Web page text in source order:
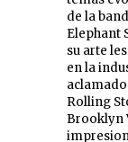
de la
Elephant
su arte
en la
Rolling
Brooklyn